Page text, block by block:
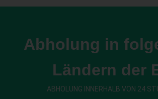
Abholung in
Ländern der
ABHOLUNG INNERHALB VON 24